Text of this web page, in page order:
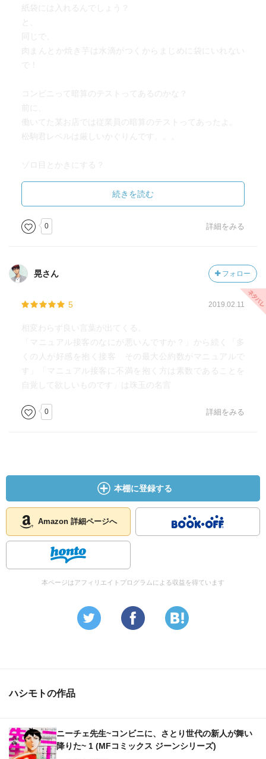
紙袋には入れるんでしょう？
と、
同じで、
肉まんとか焼き芋は水滴がつくからまじめに袋にいれない
で！
コンビニって暗算のテストってあるのかな？
前に、
働いてた某お店では従業員の暗算のテストってあったよ。
松駒君レベルは厳しいかぐりんです。。。
ゾロ目とかきにする？
駐車場の番号に４がないとか９がないとかもどうでもよく
ないか？
ナナコはもってないがワオンを使ってるかぐりん。
ちゃんと残金気にして使ってるからお会計時にチャージす
るようなことにあったことはない！
とか、
いいね３６５２０とか有り得ない。
５５hours「人生は選択だ。」
お弁当は温めますか？
に、
お任せしますって返答！
ちょっと試してみたいかも！？
と、
１億円は１０ｋｇの重さがある！
続きを読む
0 詳細をみる
晃さん フォロー
5 2019.02.11
相変わらず良い言葉が出てくる。
「マニュアル接客のなにが悪いんですか？」から続く「多
くの人が好感を抱く接客 その最大公約数がマニュアルで
す」「マニュアル接客に不満を抱く方は素数であることを
自覚して欲しいものです」は珠玉の名言
0 詳細をみる
本棚に登録する
Amazon 詳細ページへ
本ページはアフィリエイトプログラムによる収益を得ています
ハシモトの作品
ニーチェ先生~コンビニに、さとり世代の新人が舞い
降りた~ 1 (MFコミックス ジーンシリーズ)